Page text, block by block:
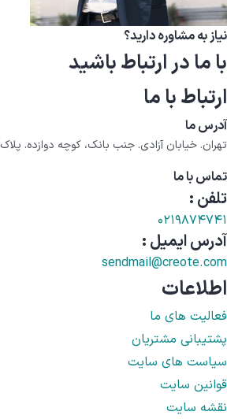
نیاز به مشاوره دارید؟
با ما در ارتباط باشید
ارتباط با ما
آدرس ما
تهران. خیابان آزادی. جنب بانک، کوچه دوازده. پلاک ۱۵. طبقه دوم
تماس با ما
تلفن :
۰۲۱۹۸۷۴۷۴۱
آدرس ایمیل :
sendmail@creote.com
اطلاعات
فعالیت های ما
پشتیبانی مشتریان
سیاست های سایت
قوانین سایت
نقشه سایت